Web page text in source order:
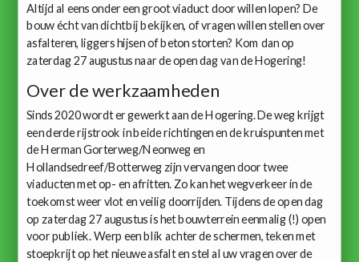
Altijd al eens onder een groot viaduct door willen lopen? De
bouw écht van dichtbij bekijken, of vragen willen stellen over
asfalteren, liggers hijsen of beton storten? Kom dan op
zaterdag 27 augustus naar de open dag van de Hogering!
Over de werkzaamheden
Sinds 2020 wordt er gewerkt aan de Hogering. De weg krijgt
een derde rijstrook in beide richtingen en de kruispunten met
de Herman Gorterweg/Neonweg en
Hollandsedreef/Botterweg zijn vervangen door twee
viaducten met op- en afritten. Zo kan het wegverkeer in de
toekomst weer vlot en veilig doorrijden. Tijdens de open dag
op zaterdag 27 augustus is het bouwterrein eenmalig (!) open
voor publiek. Werp een blik achter de schermen, teken met
stoepkrijt op het nieuwe asfalt en stel al uw vragen over de